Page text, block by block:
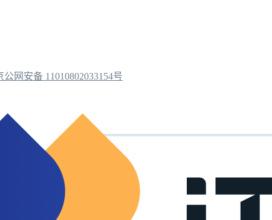
公网安备 11010802033154号